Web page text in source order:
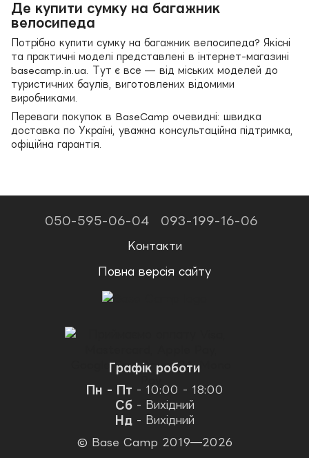
Де купити сумку на багажник
велосипеда
Потрібно купити сумку на багажник велосипеда? Якісні
та практичні моделі представлені в інтернет-магазині
basecamp.in.ua. Тут є все — від міських моделей до
туристичних баулів, виготовлених відомими
виробниками.
Переваги покупок в BaseCamp очевидні: швидка
доставка по Україні, уважна консультаційна підтримка,
офіційна гарантія.
050-595-06-04 093-199-16-06
Контакти
Повна версія сайту
Графік роботи
Пн - Пт - 10:00 - 18:00
Сб- Вихідний
Нд - Вихідний
© Base Camp 2019—2026